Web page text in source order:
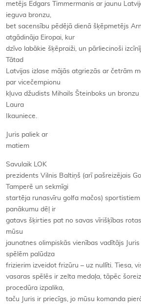
metējs Edgars Timmermanis ar jaunu
ieguva bronzu,
bet sacensību pēdējā dienā šķēpmetējs
atgādināja Eiropai, kur
dzīvo labākie šķēpraiži, un pārliecinoši
Tātad
Latvijas izlase mājās atgriezās ar četrām
par vicečempionu
kļuva džudists Mihails Šteinboks un
Laura
Ikauniece.
Juris paliek ar
matiem
Savulaik LOK
prezidents Vilnis Baltiņš (arī pašreizējais
Tamperē un sekmīgi
startēja runasvīru golfa mačos) sportistiem
panākumu dēļ ir
gatavs šķirties pat no savas vīrišķības
mūsu
jaunatnes olimpiskās vienības vadītājs
spēlēm palūdza
frizierim izveidot frizūru – uz nullīti. Tiesa,
vasaras spēlēs ir zelta medaļa, tāpēc
procedūra izpalika,
taču Juris ir priecīgs, jo mūsu komanda